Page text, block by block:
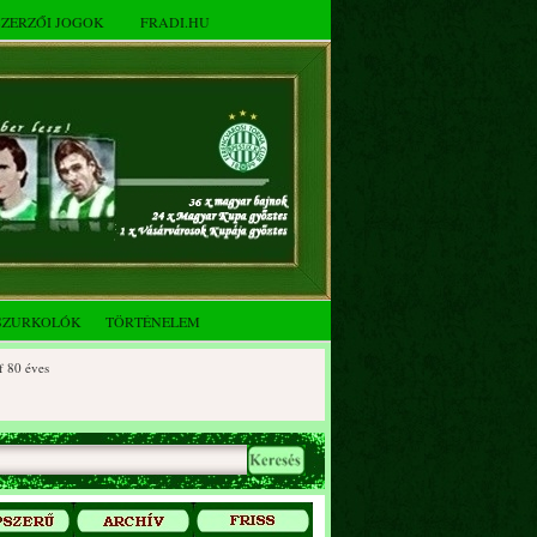
JOGOK FRADI.HU
TÖRTÉNELEM